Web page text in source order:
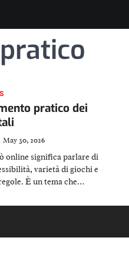
pratico
pratico dei
May 30, 2026
online significa parlare di
varietà di giochi e
È un tema che…